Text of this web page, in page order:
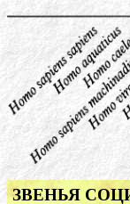
ЗВЕНЬЯ